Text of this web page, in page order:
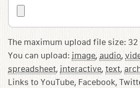
The maximum upload file size: 32
You can upload: image, audio,
spreadsheet, interactive, text,
Links to YouTube, Facebook,